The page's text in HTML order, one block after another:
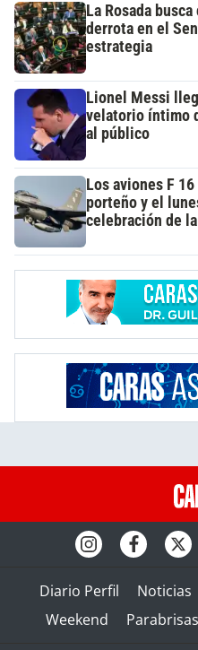
La Rosada
derrota en el
estrategia
Lionel Messi
velatorio íntimo
al público
Los aviones F
porteño y el
celebración de
Diario Perfil Noticias
Weekend
Parabrisas